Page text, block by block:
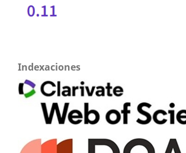
Indexaciones